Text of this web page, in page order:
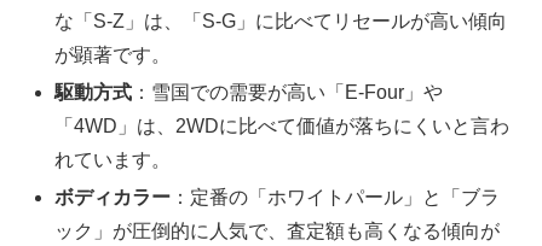
な「S-Z」は、「S-G」に比べてリセールが高い傾向
が顕著です。
駆動方式 ：雪国での需要が高い「E-Four」や
「4WD」は、2WDに比べて価値が落ちにくいと言わ
れています。
ボディカラー ：定番の「ホワイトパール」と「ブラ
ック」が圧倒的に人気で、査定額も高くなる傾向が